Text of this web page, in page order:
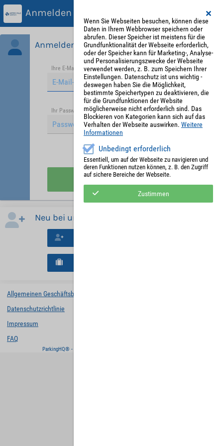
Anmelden
Anmelden
Ihre E-Mail-Adresse *
Passwort vergessen?
Ihr Passwort *
Angemeldet bleiben
Anmelden
Neu bei uns?
Allgemeinen Geschäftsbedingungen
Datenschutzrichtlinie
Impressum
FAQ
ParkingHQ® - eine Lösung von
Wenn Sie Webseiten besuchen, können diese
Daten in Ihrem Webbrowser speichern oder
abrufen. Dieser Speicher ist meistens für die
Grundfunktionalität der Webseite erforderlich,
oder der Speicher kann für Marketing-, Analyse-
und Personalisierungszwecke der Webseite
verwendet werden, z. B. zum Speichern Ihrer
Einstellungen. Datenschutz ist uns wichtig -
deswegen haben Sie die Möglichkeit,
bestimmte Speichertypen zu deaktivieren, die
für die Grundfunktionen der Website
möglicherweise nicht erforderlich sind. Das
Blockieren von Kategorien kann sich auf das
Verhalten der Webseite auswirken. Weitere
Informationen
Unbedingt erforderlich
Essentiell, um auf der Webseite zu navigieren und
deren Funktionen nutzen können, z. B. den Zugriff
auf sichere Bereiche der Webseite.
Zustimmen